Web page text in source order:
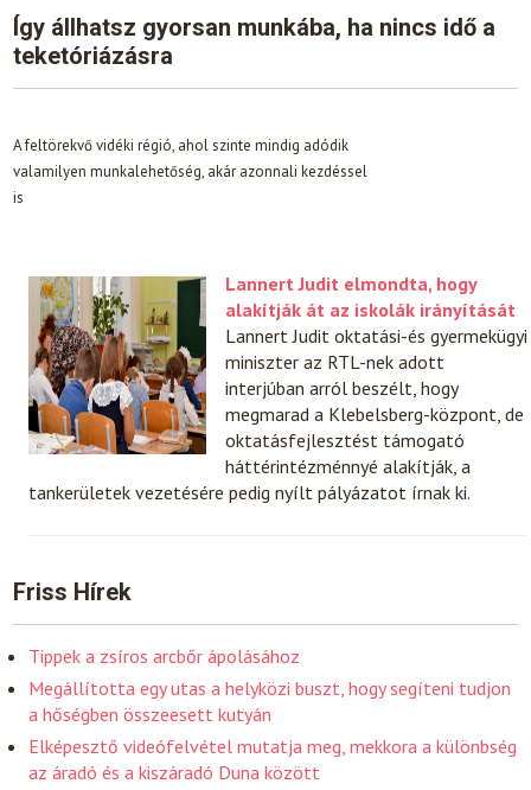
Így állhatsz gyorsan munkába, ha nincs idő a
teketóriázásra
A feltörekvő vidéki régió, ahol szinte mindig adódik
valamilyen munkalehetőség, akár azonnali kezdéssel
is
Lannert Judit elmondta, hogy
alakítják át az iskolák irányítását
Lannert Judit oktatási-és gyermekügyi
miniszter az RTL-nek adott
interjúban arról beszélt, hogy
megmarad a Klebelsberg-központ, de
oktatásfejlesztést támogató
háttérintézménnyé alakítják, a
tankerületek vezetésére pedig nyílt pályázatot írnak ki.
Friss Hírek
Tippek a zsíros arcbőr ápolásához
Megállította egy utas a helyközi buszt, hogy segíteni tudjon
a hőségben összeesett kutyán
Elképesztő videófelvétel mutatja meg, mekkora a különbség
az áradó és a kiszáradó Duna között